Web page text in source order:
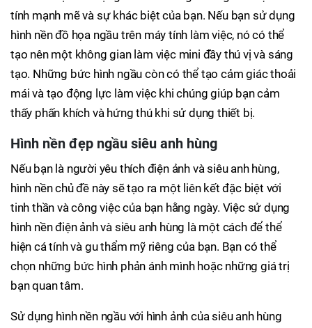
tính mạnh mẽ và sự khác biệt của bạn. Nếu bạn sử dụng
hình nền đồ họa ngầu trên máy tính làm việc, nó có thể
tạo nên một không gian làm việc mini đầy thú vị và sáng
tạo. Những bức hình ngầu còn có thể tạo cảm giác thoải
mái và tạo động lực làm việc khi chúng giúp bạn cảm
thấy phấn khích và hứng thú khi sử dụng thiết bị.
Hình nền đẹp ngầu siêu anh hùng
Nếu bạn là người yêu thích điện ảnh và siêu anh hùng,
hình nền chủ đề này sẽ tạo ra một liên kết đặc biệt với
tinh thần và công việc của bạn hằng ngày. Việc sử dụng
hình nền điện ảnh và siêu anh hùng là một cách để thể
hiện cá tính và gu thẩm mỹ riêng của bạn. Bạn có thể
chọn những bức hình phản ánh mình hoặc những giá trị
bạn quan tâm.
Sử dụng hình nền ngầu với hình ảnh của siêu anh hùng